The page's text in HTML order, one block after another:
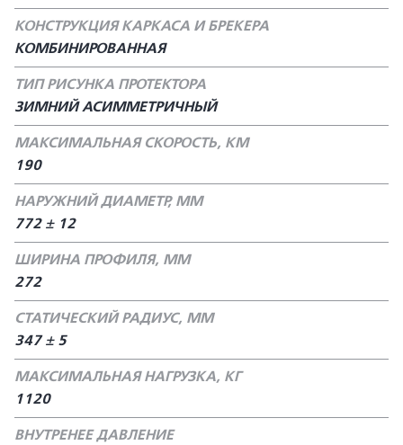
КОНСТРУКЦИЯ КАРКАСА И БРЕКЕРА
КОМБИНИРОВАННАЯ
ТИП РИСУНКА ПРОТЕКТОРА
ЗИМНИЙ АСИММЕТРИЧНЫЙ
МАКСИМАЛЬНАЯ СКОРОСТЬ, КМ
190
НАРУЖНИЙ ДИАМЕТР, ММ
772 ± 12
ШИРИНА ПРОФИЛЯ, ММ
272
СТАТИЧЕСКИЙ РАДИУС, ММ
347 ± 5
МАКСИМАЛЬНАЯ НАГРУЗКА, КГ
1120
ВНУТРЕНЕЕ ДАВЛЕНИЕ